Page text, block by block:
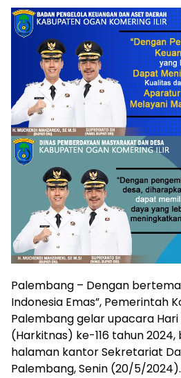
Palembang – Dengan
Indonesia Emas”, Pemerintah
Palembang gelar upacara
(Harkitnas) ke-116 tahun
halaman kantor Sekretariat
Palembang, Senin (20/5/2024).